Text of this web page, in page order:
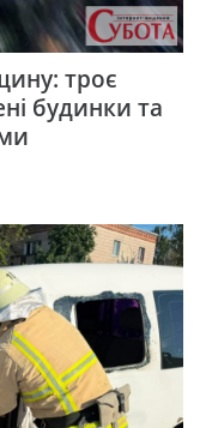
троє
будинки та